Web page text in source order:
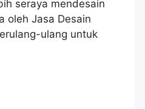
seraya mendesain
oleh Jasa Desain
ulang untuk